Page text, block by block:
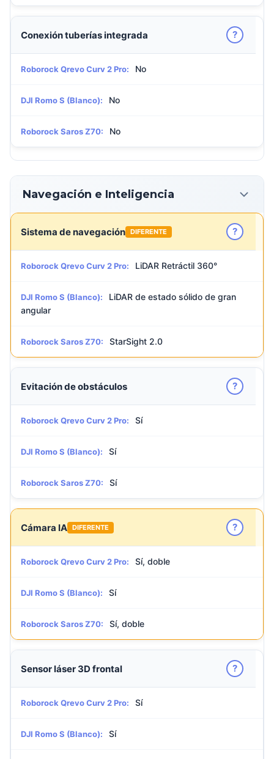
Conexión tuberías integrada ?
Roborock Qrevo Curv 2 Pro: No
DJI Romo S (Blanco): No
Roborock Saros Z70: No
Navegación e Inteligencia
Sistema de navegación DIFERENTE ?
Roborock Qrevo Curv 2 Pro: LiDAR Retráctil 360°
DJI Romo S (Blanco):
LiDAR de estado sólido de gran
angular
Roborock Saros Z70: StarSight 2.0
Evitación de obstáculos ?
Roborock Qrevo Curv 2 Pro: Sí
DJI Romo S (Blanco): Sí
Roborock Saros Z70: Sí
Cámara IA DIFERENTE ?
Roborock Qrevo Curv 2 Pro: Sí, doble
DJI Romo S (Blanco): Sí
Roborock Saros Z70: Sí, doble
Sensor láser 3D frontal ?
Roborock Qrevo Curv 2 Pro: Sí
DJI Romo S (Blanco): Sí